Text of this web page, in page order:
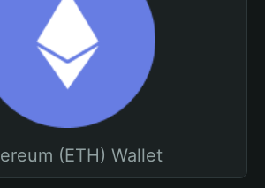
(ETH) Wallet